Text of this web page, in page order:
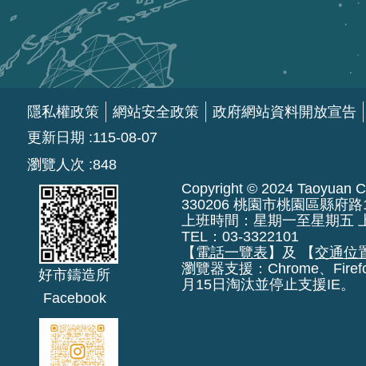
隱私權政策 網站安全政策 政府網站資料開放宣告
更新日期 115-08-07
瀏覽人次 848
好市鑄造所
Facebook
Copyright © 2024 Taoyuan
330206 桃園市桃園區縣府
上班時間：星期一至星期五
TEL：03-3322101
【 電話一覽表 】及 【交通位
瀏覽器支援：Chrome、
月15日淘汰並停止支援IE。